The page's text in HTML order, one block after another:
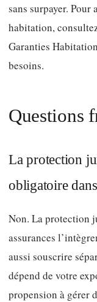
sans surpayer.
habitation,
Garanties
besoins.
Questions
La protection
obligatoire
Non. La protection
assurances
aussi souscrire
dépend de votre
propension à gérer